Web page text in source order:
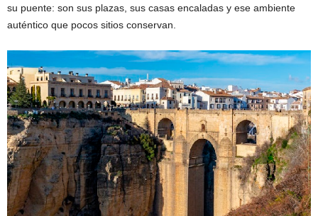
su puente: son sus plazas, sus casas encaladas y ese ambiente
auténtico que pocos sitios conservan.